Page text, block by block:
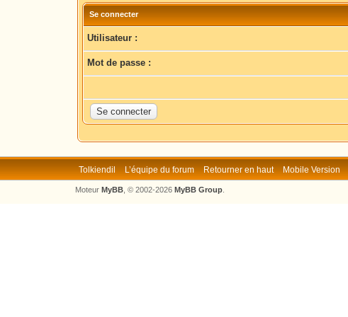
Se connecter
Utilisateur :
Mot de passe :
Tolkiendil L’équipe du forum Retourner en haut Mobile Version
Moteur MyBB, © 2002-2026 MyBB Group.